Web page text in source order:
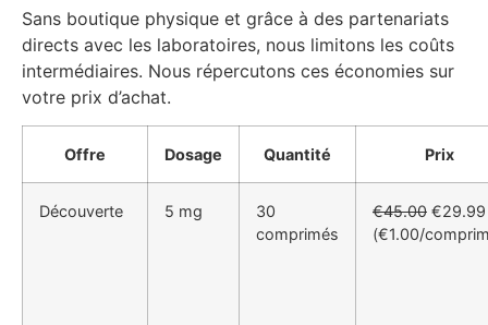
Sans boutique physique et grâce à des partenariats
directs avec les laboratoires, nous limitons les coûts
intermédiaires. Nous répercutons ces économies sur
votre prix d’achat.
Offre Dosage Quantité Prix
Découverte 5 mg
30
comprimés
€45.00 €29.99
(€1.00/